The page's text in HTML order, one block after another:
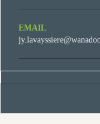
EMAIL